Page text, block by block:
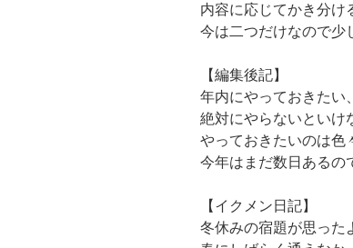
内容に応じてかき分け
今は二つだけなので少
【編集後記】
年内にやっておきたい
絶対にやらないといけ
やっておきたいのは色
今年はまだ数日あるの
【イクメン日記】
冬休みの宿題が思った